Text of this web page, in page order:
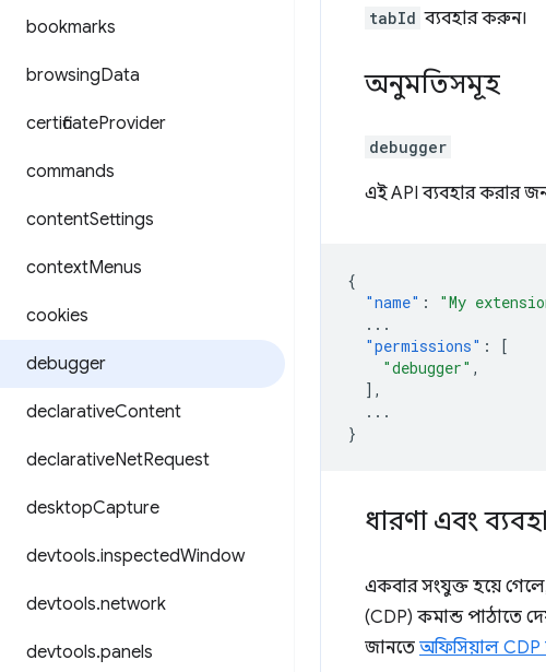
bookmarks
browsingData
certificateProvider
commands
contentSettings
contextMenus
cookies
debugger
declarativeContent
declarativeNetRequest
desktopCapture
devtools.inspectedWindow
devtools.network
devtools.panels
tabId ব্যবহার করুন।
অনুমতিসমূহ
debugger
এই API ব্যবহার করার
{
"name" : "My
...
"permissions" :
[
"debugger" ,
],
...
}
ধারণা এবং
একবার সংযুক্ত হয়ে
(CDP) কমান্ড পাঠাতে
জানতে অফিসিয়াল